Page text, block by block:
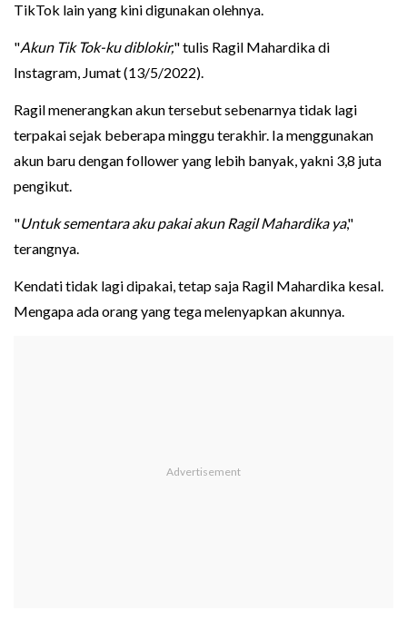
TikTok lain yang kini digunakan olehnya.
"Akun Tik Tok-ku diblokir," tulis Ragil Mahardika di
Instagram, Jumat (13/5/2022).
Ragil menerangkan akun tersebut sebenarnya tidak lagi
terpakai sejak beberapa minggu terakhir. Ia menggunakan
akun baru dengan follower yang lebih banyak, yakni 3,8 juta
pengikut.
"Untuk sementara aku pakai akun Ragil Mahardika ya,"
terangnya.
Kendati tidak lagi dipakai, tetap saja Ragil Mahardika kesal.
Mengapa ada orang yang tega melenyapkan akunnya.